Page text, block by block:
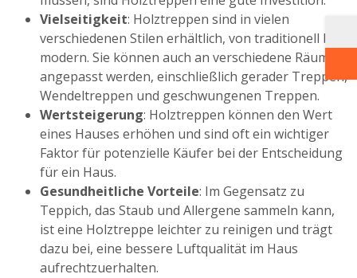
Vielseitigkeit: Holztreppen sind in vielen
verschiedenen Stilen erhältlich, von traditionell bis
modern. Sie können auch an verschiedene Räume
angepasst werden, einschließlich gerader Treppen,
Wendeltreppen und geschwungenen Treppen.
Wertsteigerung: Holztreppen können den Wert
eines Hauses erhöhen und sind oft ein wichtiger
Faktor für potenzielle Käufer bei der Entscheidung
für ein Haus.
Gesundheitliche Vorteile: Im Gegensatz zu
Teppich, das Staub und Allergene sammeln kann,
ist eine Holztreppe leichter zu reinigen und trägt
dazu bei, eine bessere Luftqualität im Haus
aufrechtzuerhalten.